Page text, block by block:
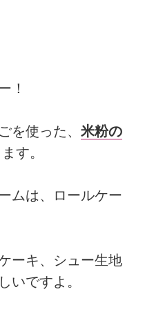
！
を使った、 米粉の
す。
ムは、ロールケー
ーキ、シュー生地
いですよ。